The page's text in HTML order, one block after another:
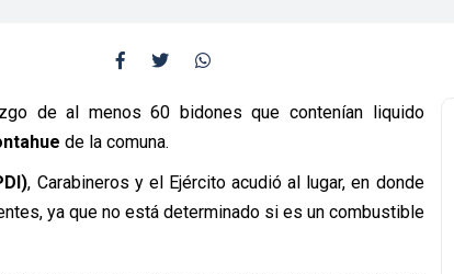
de al menos 60 bidones que contenían liquido
de la comuna.
, Carabineros y el Ejército acudió al lugar, en donde
ya que no está determinado si es un combustible